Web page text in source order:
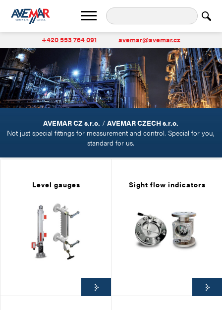
+420 553 764 091 avemar@avemar.cz
AVEMAR CZ s.r.o. /AVEMAR CZECH s.r.o.
Not just special fittings for measurement and control. Special for you,
standard for us.
Level gauges Sight flow indicators